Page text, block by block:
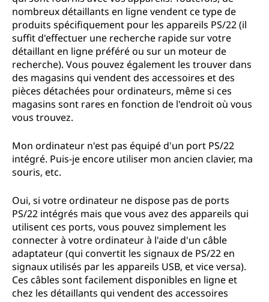
nombreux détaillants en ligne vendent ce type de
produits spécifiquement pour les appareils PS/22 (il
suffit d'effectuer une recherche rapide sur votre
détaillant en ligne préféré ou sur un moteur de
recherche). Vous pouvez également les trouver dans
des magasins qui vendent des accessoires et des
pièces détachées pour ordinateurs, même si ces
magasins sont rares en fonction de l'endroit où vous
vous trouvez.
Mon ordinateur n'est pas équipé d'un port PS/22
intégré. Puis-je encore utiliser mon ancien clavier, ma
souris, etc.
Oui, si votre ordinateur ne dispose pas de ports
PS/22 intégrés mais que vous avez des appareils qui
utilisent ces ports, vous pouvez simplement les
connecter à votre ordinateur à l'aide d'un câble
adaptateur (qui convertit les signaux de PS/22 en
signaux utilisés par les appareils USB, et vice versa).
Ces câbles sont facilement disponibles en ligne et
chez les détaillants qui vendent des accessoires